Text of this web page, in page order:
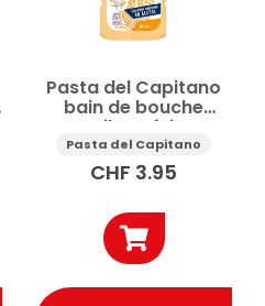
Pasta del Capitano
bain de bouche
antibactérien
gingembre 400ml
Pasta del Capitano
CHF 3.95